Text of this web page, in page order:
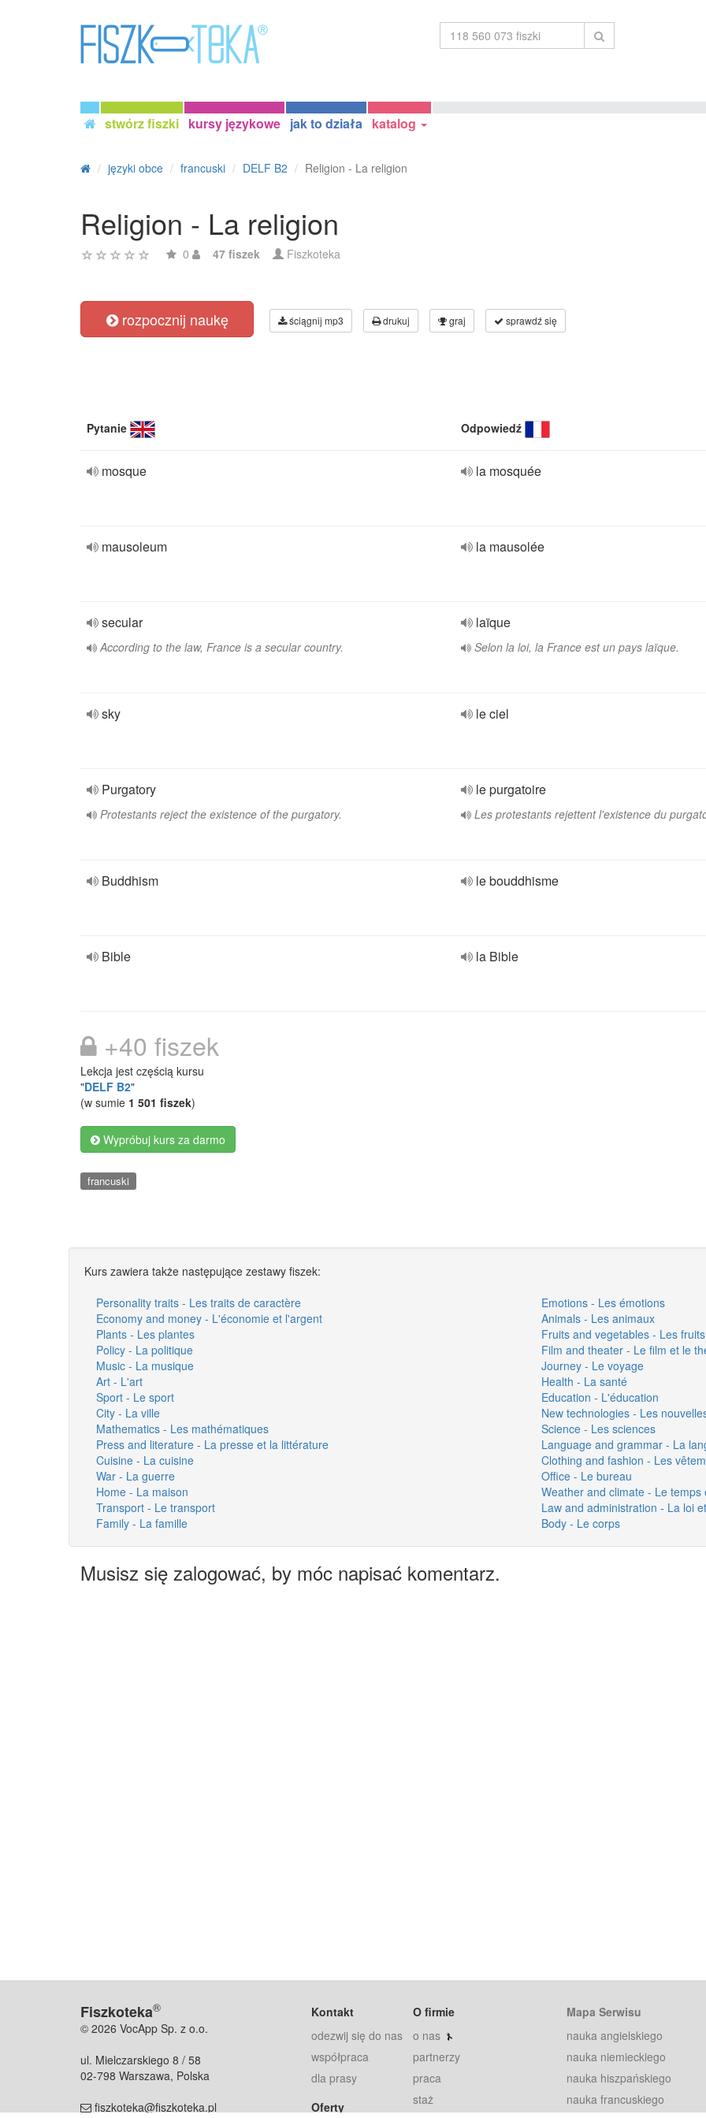
stwórz fiszki kursy językowe jak to działa katalog
języki obce francuski DELF B2 Religion - La religion
Religion - La religion
0 47 fiszek Fiszkoteka
rozpocznij naukę ściągnij mp3 drukuj graj sprawdź się
Pytanie Odpowiedź
mosque la mosquée
mausoleum la mausolée
secular
According to the law, France is a secular country.
laïque
Selon la loi, la France est un pays laïque.
sky le ciel
Purgatory
Protestants reject the existence of the purgatory.
le purgatoire
Les protestants rejettent l'existence du
Buddhism le bouddhisme
Bible la Bible
+40 fiszek
Lekcja jest częścią kursu
"DELF B2"
(w sumie 1 501 fiszek)
Wypróbuj kurs za darmo
francuski
Kurs zawiera także następujące zestawy fiszek:
Personality traits - Les traits de caractère
Emotions - Les émotions
Economy and money - L'économie et l'argent
Animals - Les animaux
Plants - Les plantes
Fruits and vegetables - Les
Policy - La politique
Film and theater - Le film et le
Music - La musique
Journey - Le voyage
Art - L'art
Health - La santé
Sport - Le sport
Education - L'éducation
City - La ville
New technologies - Les
Mathematics - Les mathématiques
Science - Les sciences
Press and literature - La presse et la littérature
Language and grammar - La
Cuisine - La cuisine
Clothing and fashion - Les
War - La guerre
Office - Le bureau
Home - La maison
Weather and climate - Le temps
Transport - Le transport
Law and administration - La loi
Family - La famille
Body - Le corps
Musisz się zalogować, by móc napisać komentarz.
Fiszkoteka®
© 2026 VocApp Sp. z o.o.
ul. Mielczarskiego 8 / 58
02-798 Warszawa, Polska
fiszkoteka@fiszkoteka.pl
Kontakt
odezwij się do nas
współpraca
dla prasy
Oferty
O firmie
o nas
partnerzy
praca
staż
Mapa Serwisu
nauka angielskiego
nauka niemieckiego
nauka hiszpańskiego
nauka francuskiego